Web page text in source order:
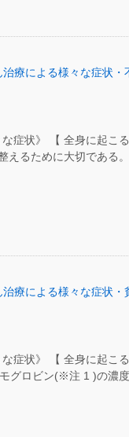
治療による様々な症状・
症状》 【 全身に起こ
るために大切である
療による様々な症状・
症状》 【 全身に起こ
グロビン(※注 1 )の濃